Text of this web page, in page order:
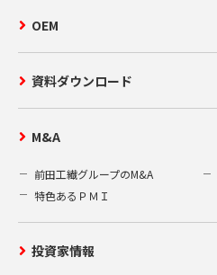
OEM
資料ダウンロード
M&A
前田工繊グループのM&A
特色あるＰＭＩ
投資家情報